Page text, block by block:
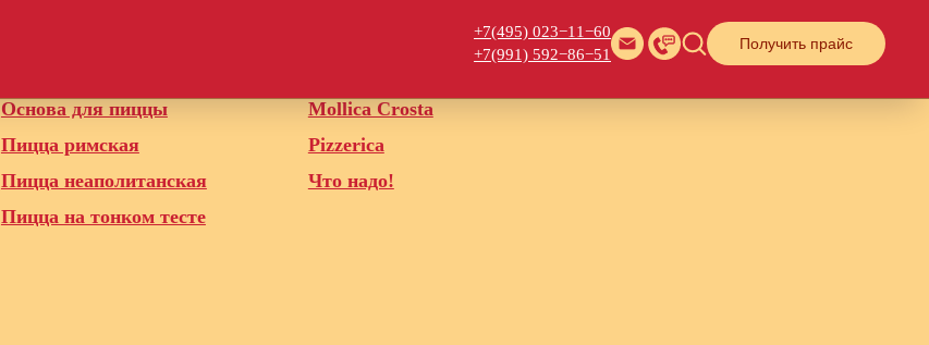
+7(495) 023−11−60
+7(991) 592−86−51
Получить прайс
Основа для пиццы
Пицца римская
Пицца неаполитанская
Пицца на тонком тесте
Mollica Crosta
Pizzerica
Что надо!